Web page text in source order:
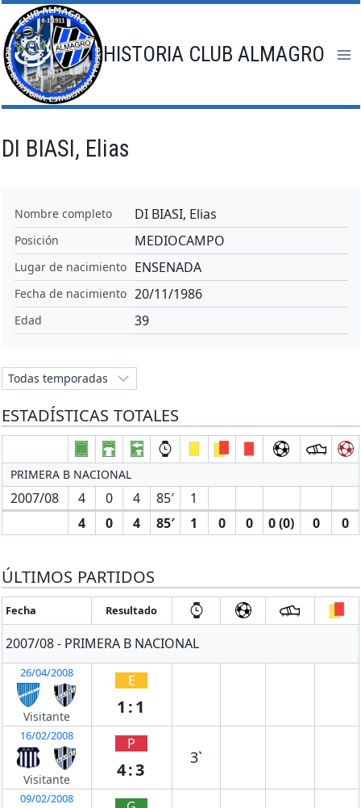
Saltar
al
contenido
HISTORIA CLUB ALMAGRO
DI BIASI, Elias
Nombre completo DI BIASI, Elias
Posición MEDIOCAMPO
Lugar de nacimiento ENSENADA
Fecha de nacimiento 20/11/1986
Edad 39
ESTADÍSTICAS TOTALES
PRIMERA B NACIONAL
2007/08 4 0 4 85′
1
4
0 4 85′ 1 0 0 0 (0) 0 0
ÚLTIMOS PARTIDOS
Fecha Resultado
2007/08 - PRIMERA B NACIONAL
26/04/2008
Visitante
E
1:1
16/02/2008
Visitante
P
4:3
3`
09/02/2008